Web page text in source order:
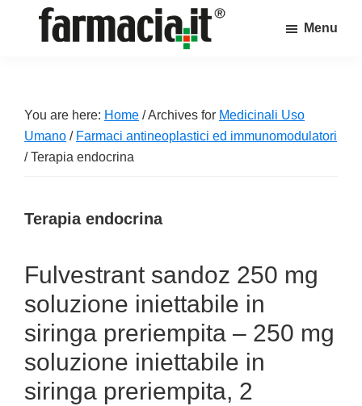
sul
mondo
della
Menu
You are here: Home /Archives for Medicinali Uso
Umano / Farmaci antineoplastici ed immunomodulatori
/Terapia endocrina
Terapia endocrina
Fulvestrant sandoz 250 mg
soluzione iniettabile in
siringa preriempita – 250 mg
soluzione iniettabile in
siringa preriempita, 2